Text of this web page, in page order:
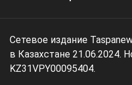
Сетевое издание
в Казахстане 21.06.2024.
KZ31VPY00095404.